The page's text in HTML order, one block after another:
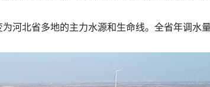
河北省多地的主力水源和生命线。全省年调水